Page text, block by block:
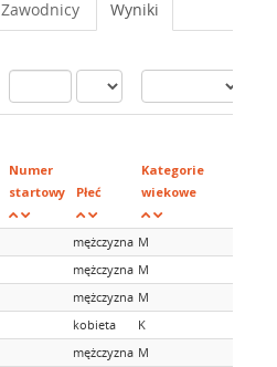
Zawodnicy Wyniki
Numer
startowy
Płeć
Kategorie
wiekowe
mężczyzna M
mężczyzna M
mężczyzna M
kobieta
K
mężczyzna M